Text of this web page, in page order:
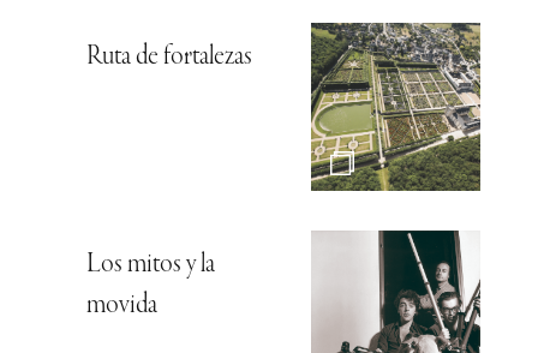
Ruta de fortalezas
Los mitos y la
movida